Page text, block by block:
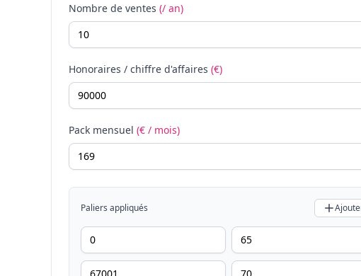
Nombre de ventes (/ an)
Honoraires / chiffre d'affaires (€)
Pack mensuel (€ / mois)
Paliers appliqués